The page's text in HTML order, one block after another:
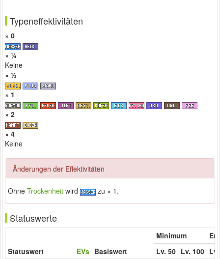
Typeneffektivitäten
× 0
× ¼
Keine
× ½
× 1
× 2
× 4
Keine
Änderungen der Effektivitäten
Ohne Trockenheit wird zu × 1.
Statuswerte
Statuswert EVs Basiswert
Minimum
Lv. 50 Lv. 100